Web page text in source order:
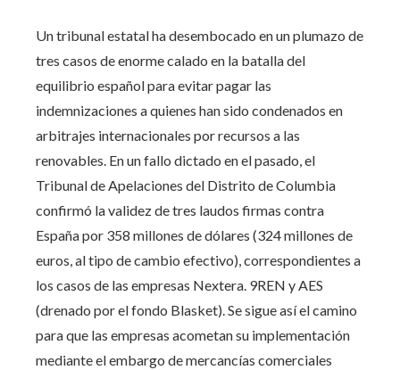
Un tribunal estatal ha desembocado en un plumazo de
tres casos de enorme calado en la batalla del
equilibrio español para evitar pagar las
indemnizaciones a quienes han sido condenados en
arbitrajes internacionales por recursos a las
renovables. En un fallo dictado en el pasado, el
Tribunal de Apelaciones del Distrito de Columbia
confirmó la validez de tres laudos firmas contra
España por 358 millones de dólares (324 millones de
euros, al tipo de cambio efectivo), correspondientes a
los casos de las empresas Nextera. 9REN y AES
(drenado por el fondo Blasket). Se sigue así el camino
para que las empresas acometan su implementación
mediante el embargo de mercancías comerciales